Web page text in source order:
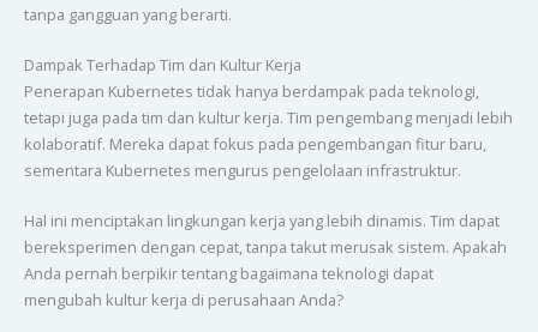
tanpa gangguan yang berarti.
Dampak Terhadap Tim dan Kultur Kerja
Penerapan Kubernetes tidak hanya berdampak pada teknologi,
tetapi juga pada tim dan kultur kerja. Tim pengembang menjadi lebih
kolaboratif. Mereka dapat fokus pada pengembangan fitur baru,
sementara Kubernetes mengurus pengelolaan infrastruktur.
Hal ini menciptakan lingkungan kerja yang lebih dinamis. Tim dapat
bereksperimen dengan cepat, tanpa takut merusak sistem. Apakah
Anda pernah berpikir tentang bagaimana teknologi dapat
mengubah kultur kerja di perusahaan Anda?